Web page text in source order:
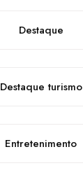
Destaque
Destaque turismo
Entretenimento